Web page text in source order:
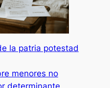
la patria potestad
menores no
determinante